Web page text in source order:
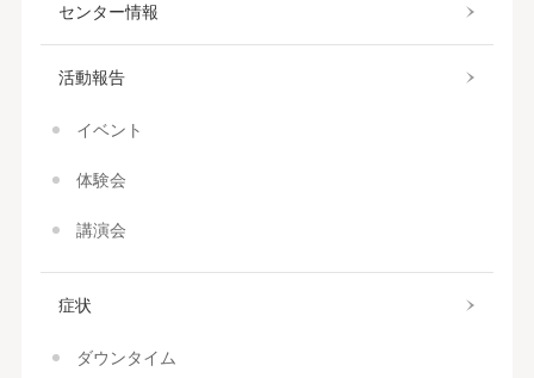
センター情報
活動報告
イベント
体験会
講演会
症状
ダウンタイム